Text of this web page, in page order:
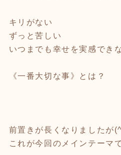
キリがない
ずっと苦しい
いつまでも幸せを実感でき
《一番大切な事》とは？
前置きが長くなりましたが
これが今回のメインテーマ